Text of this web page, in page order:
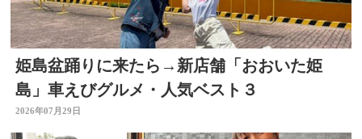
姫島盆踊りに来たら→新店舗「おおいた姫
島」車えびグルメ・人気ベスト３
2026年07月29日